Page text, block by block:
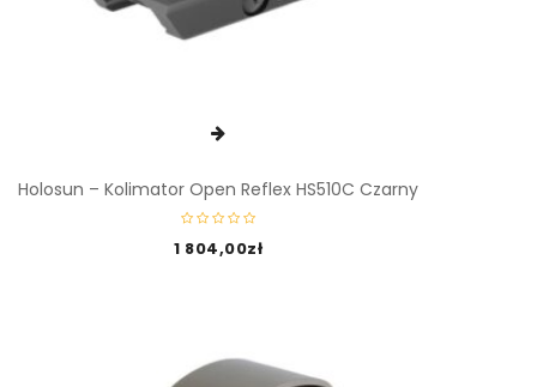
Holosun – Kolimator Open Reflex HS510C Czarny
1 804,00zł